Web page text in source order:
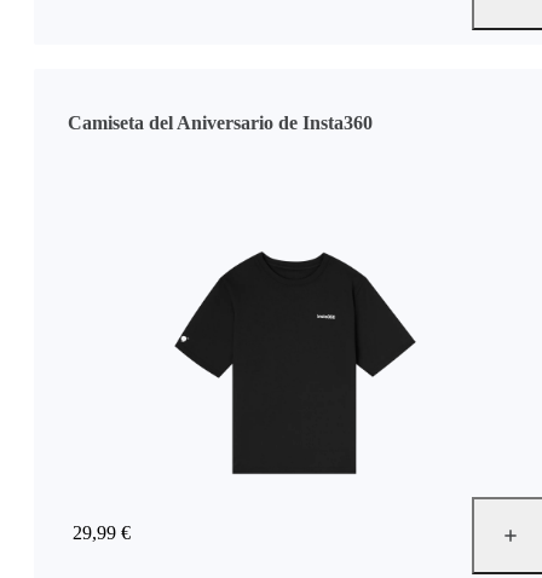
Camiseta del Aniversario de Insta360
29,99 €